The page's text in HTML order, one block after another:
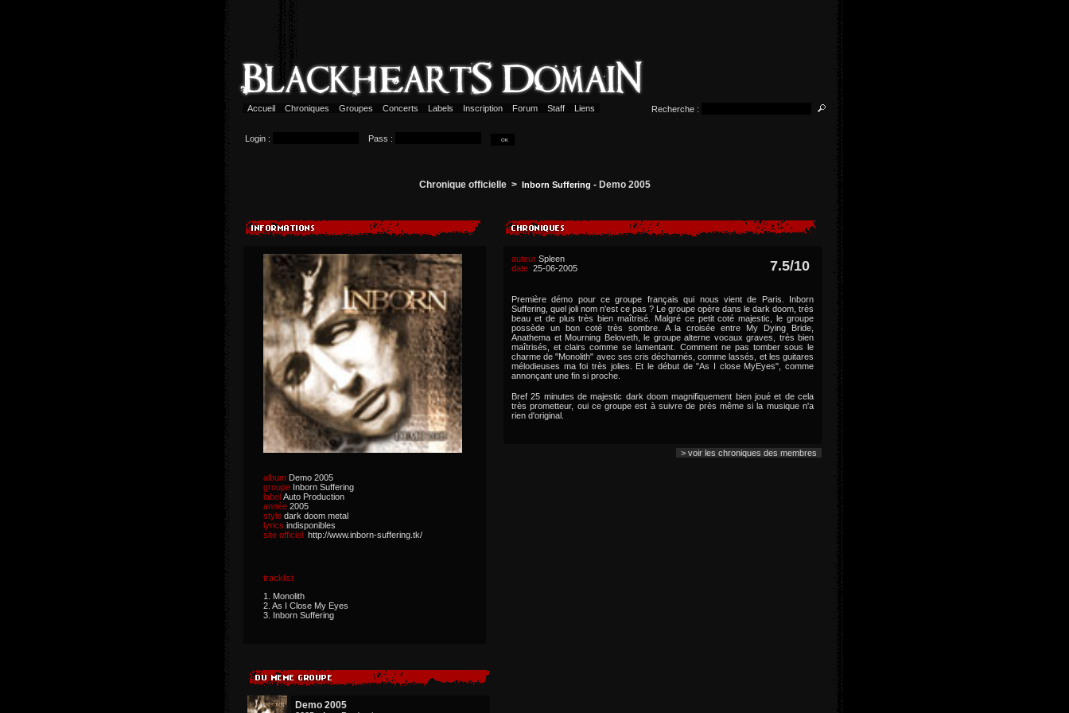
Accueil Chroniques Groupes Concerts Labels Inscription Forum Staff Liens Recherche :
Login : Pass :
Chronique officielle > Inborn Suffering - Demo 2005
album Demo 2005
groupe Inborn Suffering
label Auto Production
année 2005
style dark doom metal
lyrics indisponibles
site officiel http://www.inborn-suffering.tk/
tracklist
1. Monolith
2. As I Close My Eyes
3. Inborn Suffering
Demo 2005
auteur Spleen
date 25-06-2005 7.5/10
Première démo pour ce groupe français qui nous vient de Paris. Inborn
Suffering, quel joli nom n'est ce pas ? Le groupe opère dans le dark doom, très
beau et de plus très bien maîtrisé. Malgré ce petit coté majestic, le groupe
possède un bon coté très sombre. A la croisée entre My Dying Bride,
Anathema et Mourning Beloveth, le groupe alterne vocaux graves, très bien
maîtrisés, et clairs comme se lamentant. Comment ne pas tomber sous le
charme de "Monolith" avec ses cris décharnés, comme lassés, et les guitares
mélodieuses ma foi très jolies. Et le début de "As I close MyEyes", comme
annonçant une fin si proche.
Bref 25 minutes de majestic dark doom magnifiquement bien joué et de cela
très prometteur, oui ce groupe est à suivre de près même si la musique n'a
rien d'original.
> voir les chroniques des membres